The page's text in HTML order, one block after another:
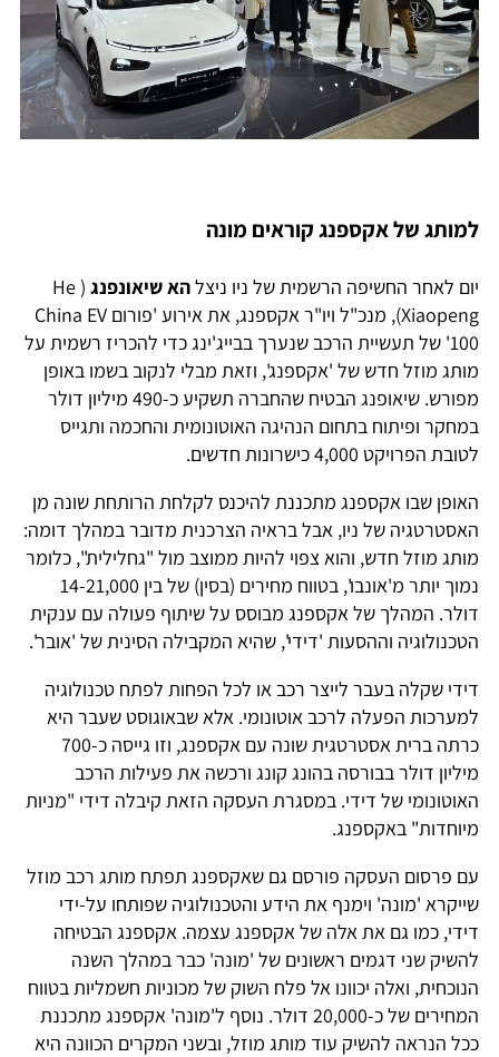
למותג של אקספנג קוראים מונה
יום לאחר החשיפה הרשמית של ניו ניצלהא שיאונפנג ( He
Xiaopeng), מנכ"ל ויו"ר אקספנג, את אירוע 'פורום China EV
100' של תעשיית הרכב שנערך בבייג'ינג כדי להכריז רשמית על
מותג מוזל חדש של 'אקספנג', וזאת מבלי לנקוב בשמו באופן
מפורש. שיאופנג הבטיח שהחברה תשקיע כ-490 מיליון דולר
במחקר ופיתוח בתחום הנהיגה האוטונומית והחכמה ותגייס
לטובת הפרויקט 4,000 כישרונות חדשים.
האופן שבו אקספנג מתכננת להיכנס לקלחת הרותחת שונה מן
האסטרטגיה של ניו, אבל בראיה הצרכנית מדובר במהלך דומה:
מותג מוזל חדש, והוא צפוי להיות ממוצב מול "גחלילית", כלומר
נמוך יותר מ'אונבו', בטווח מחירים (בסין) של בין 14-21,000
דולר. המהלך של אקספנג מבוסס על שיתוף פעולה עם ענקית
הטכנולוגיה וההסעות 'דידי', שהיא המקבילה הסינית של 'אובר'.
דידי שקלה בעבר לייצר רכב או לכל הפחות לפתח טכנולוגיה
למערכות הפעלה לרכב אוטונומי. אלא שבאוגוסט שעבר היא
כרתה ברית אסטרטגית שונה עם אקספנג, וזו גייסה כ-700
מיליון דולר בבורסה בהונג קונג ורכשה את פעילות הרכב
האוטונומי של דידי. במסגרת העסקה הזאת קיבלה דידי "מניות
מיוחדות" באקספנג.
עם פרסום העסקה פורסם גם שאקספנג תפתח מותג רכב מוזל
שייקרא 'מונה' וימנף את הידע והטכנולוגיה שפותחו על-ידי
דידי, כמו גם את אלה של אקספנג עצמה. אקספנג הבטיחה
להשיק שני דגמים ראשונים של 'מונה' כבר במהלך השנה
הנוכחית, ואלה יכוונו אל פלח השוק של מכוניות חשמליות בטווח
המחירים של כ-20,000 דולר. נוסף ל'מונה' אקספנג מתכננת
ככל הנראה להשיק עוד מותג מוזל, ובשני המקרים הכוונה היא